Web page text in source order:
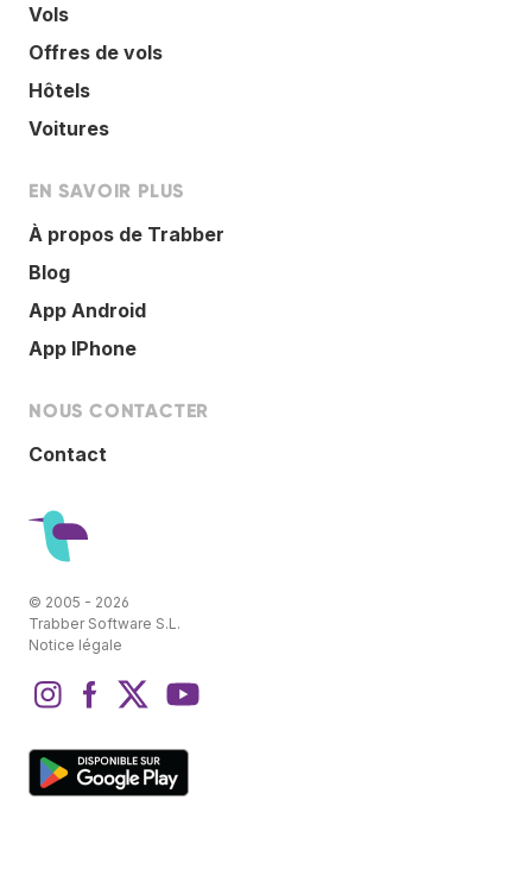
Vols
Offres de vols
Hôtels
Voitures
EN SAVOIR PLUS
À propos de Trabber
Blog
App Android
App IPhone
NOUS CONTACTER
Contact
© 2005 - 2026
Trabber Software S.L.
Notice légale